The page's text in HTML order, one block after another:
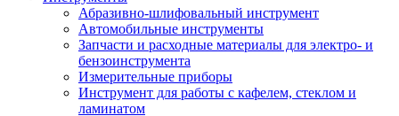
Абразивно-шлифовальный инструмент
Автомобильные инструменты
Запчасти и расходные материалы для электро- и
бензоинструмента
Измерительные приборы
Инструмент для работы с кафелем, стеклом и
ламинатом